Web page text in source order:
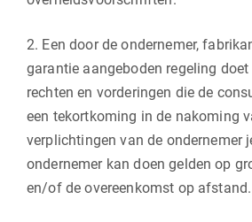
2. Een door de ondernemer,
garantie aangeboden regeling
rechten en vorderingen die de
een tekortkoming in de nakoming
verplichtingen van de ondernemer
ondernemer kan doen gelden op
en/of de overeenkomst op afstand.